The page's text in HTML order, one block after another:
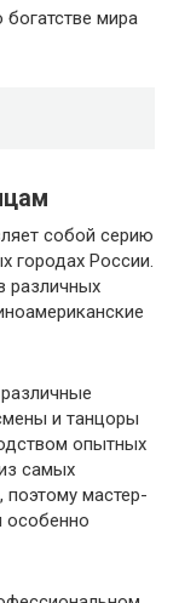
мира
собой серию
городах России.
различных
и танцоры
опытных
самых
поэтому мастер-
особенно